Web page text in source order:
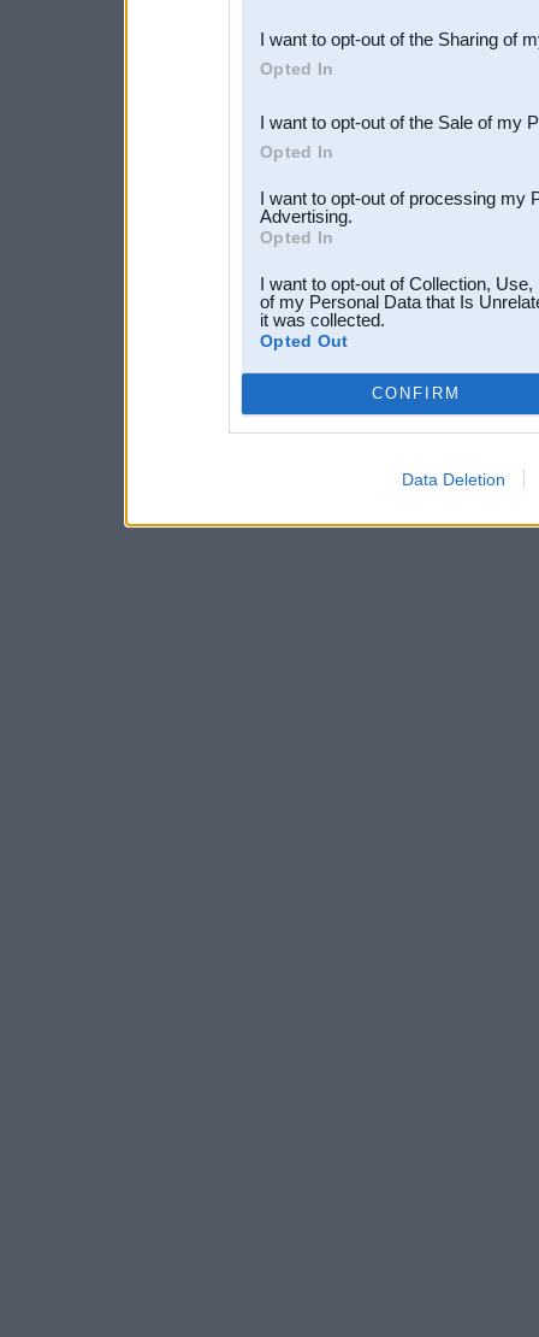
Downstream Participants
third parties.
I want to opt-out of the Sharing of
Opted In
I want to opt-out of the Sale of my
Opted In
I want to opt-out of processing my
Advertising.
Opted In
I want to opt-out of Collection,
of my Personal Data that Is
it was collected.
Opted Out
CONFIRM
Data Deletion